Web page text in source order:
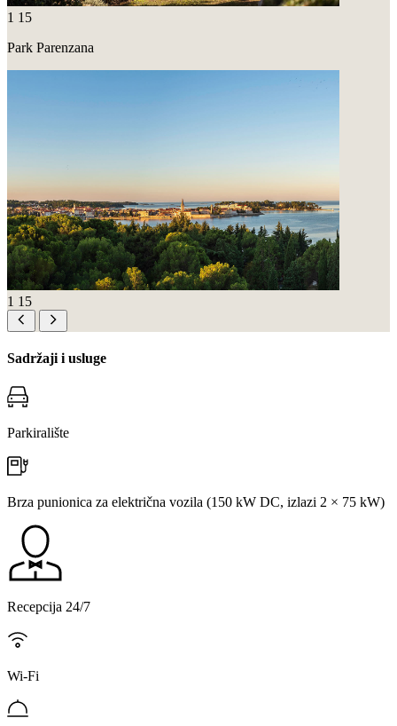
1 15
Park Parenzana
1 15
Sadržaji i usluge
Parkiralište
Brza punionica za električna vozila (150 kW DC, izlazi 2 × 75 kW)
Recepcija 24/7
Wi-Fi